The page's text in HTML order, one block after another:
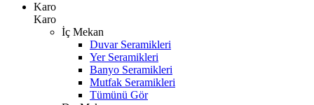
Karo
Karo
İç Mekan
Duvar Seramikleri
Yer Seramikleri
Banyo Seramikleri
Mutfak Seramikleri
Tümünü Gör